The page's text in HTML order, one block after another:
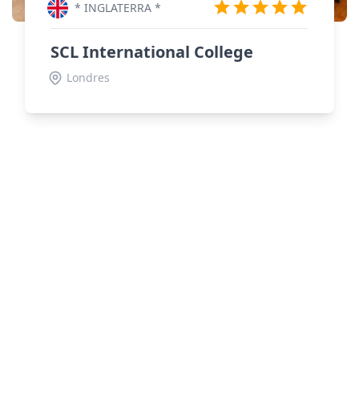
* INGLATERRA *
SCL International College
Londres